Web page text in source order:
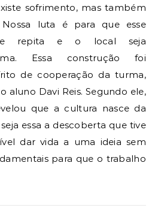
sofrimento, mas também
luta é para que esse
se repita e o local seja
Essa construção foi
de cooperação da turma,
aluno Davi Reis. Segundo ele,
que a cultura nasce da
essa a descoberta que tive
dar vida a uma ideia sem
para que o trabalho